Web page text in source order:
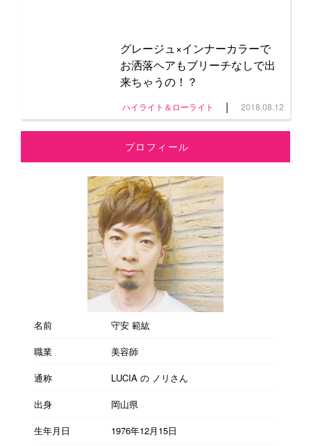
グレージュ×インナーカラーで
お洒落ヘアもブリーチなしで出
来ちゃうの！？
ハイライト＆ローライト | 2018.08.12
プロフィール
名前
守安 範紘
職業
美容師
通称
LUCIA の ノリさん
出身
岡山県
生年月日
1976年12月15日